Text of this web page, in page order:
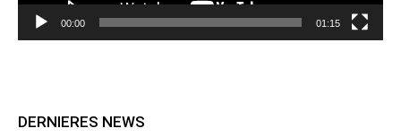
00:00 01:15
DERNIERES NEWS